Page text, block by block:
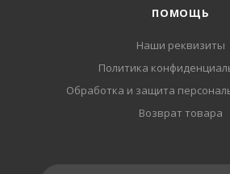
ПОМОЩЬ
Наши реквизиты
Политика
Обработка и защита
Возврат товара